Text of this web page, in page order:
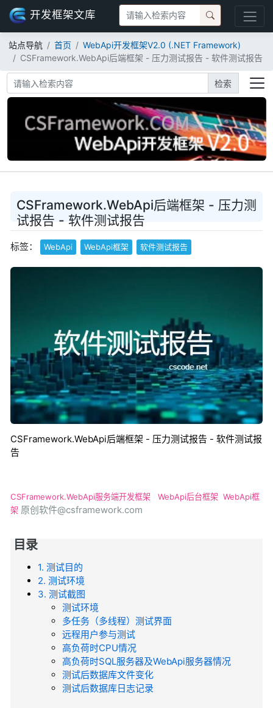
开发框架文库
站点导航 首页
WebApi开发框架V2.0 (.NET Framework)
CSFramework.WebApi后端框架 - 压力测试报告 - 软件测试报告
检索
CSFramework.WebApi后端框架 - 压力测
试报告 - 软件测试报告
标签： WebApi WebApi框架 软件测试报告
CSFramework.WebApi后端框架 - 压力测试报告 - 软件测试报
告
CSFramework.WebApi服务端开发框架 WebApi后台框架 WebApi框
架 原创软件@csframework.com
目录
1. 测试目的
2. 测试环境
3. 测试截图
测试环境
多任务（多线程）测试界面
远程用户参与测试
高负荷时CPU情况
高负荷时SQL服务器及WebApi服务器情况
测试后数据库文件变化
测试后数据库日志记录